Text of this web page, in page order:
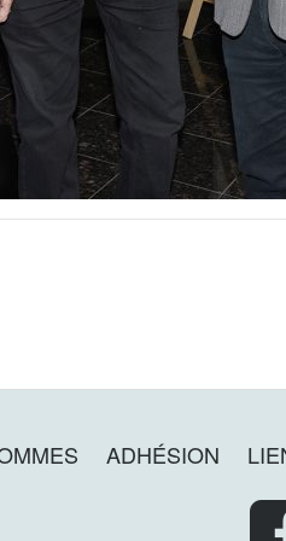
ADHÉSION